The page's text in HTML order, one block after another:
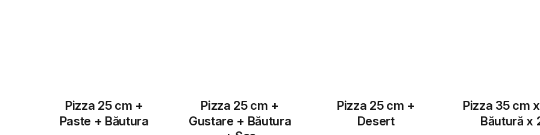
Pizza 25 cm +
Paste + Băutura
Pizza 25 cm +
Gustare + Băutura
Pizza 25 cm +
Desert
Pizza 35 cm
Băutură x